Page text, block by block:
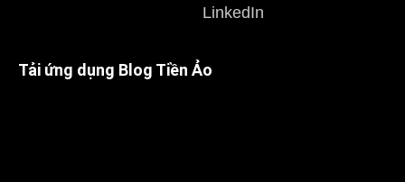
LinkedIn
Tải ứng dụng Blog Tiền Ảo